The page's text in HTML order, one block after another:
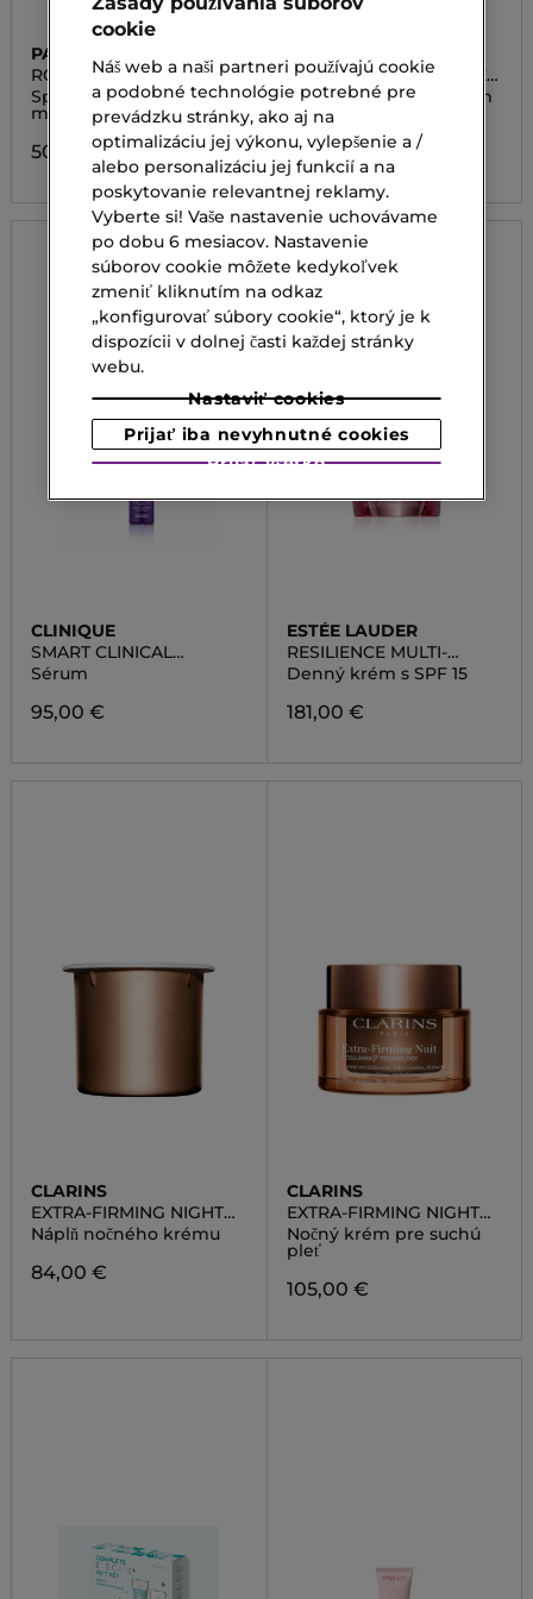
PAYOT
ROSELIFT MASQUE
TENSEUR LIFTANT
Spevňujúca liftingová
maska na tvár
50,00 €
ROSELIFT CREME ROSE
LIFTANTE
Liftingový pleťový krém
92,00 €
CLINIQUE
SMART CLINICAL
REPAIR(TM) WRINKLE
CORRECTING SERUM
Sérum
95,00 €
ESTÉE LAUDER
RESILIENCE MULTI-
EFFECT TRI-PEPTIDE
CREAM
Denný krém s SPF 15
181,00 €
CLARINS
EXTRA-FIRMING NIGHT
CREAM ALL SKIN TYPE
Náplň nočného krému
84,00 €
CLARINS
EXTRA-FIRMING NIGHT
CREAM DRY SKIN
Nočný krém pre suchú
pleť
105,00 €
cookie
Náš web a naši partneri používajú cookie
a podobné technológie potrebné pre
prevádzku stránky, ako aj na
optimalizáciu jej výkonu, vylepšenie a /
alebo personalizáciu jej funkcií a na
poskytovanie relevantnej reklamy.
Vyberte si! Vaše nastavenie uchovávame
po dobu 6 mesiacov. Nastavenie
súborov cookie môžete kedykoľvek
zmeniť kliknutím na odkaz
„konfigurovať súbory cookie“, ktorý je k
dispozícii v dolnej časti každej stránky
webu.
Nastaviť cookies
Prijať iba nevyhnutné cookies
Prijať všetko